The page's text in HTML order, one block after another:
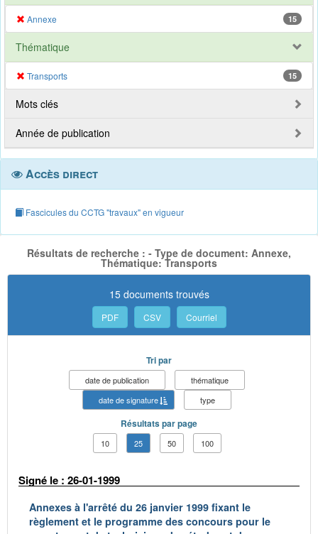
Annexe 15
Thématique
Transports 15
Mots clés
Année de publication
Accès direct
Fascicules du CCTG "travaux" en vigueur
Résultats de recherche : - Type de document: Annexe,
Thématique: Transports
15 documents trouvés
PDF CSV Courriel
Tri par
date de publication
thématique
date de signature
type
Résultats par page
10 25 50 100
Signé le : 26-01-1999
Annexes à l'arrêté du 26 janvier 1999 fixant le
règlement et le programme des concours pour le